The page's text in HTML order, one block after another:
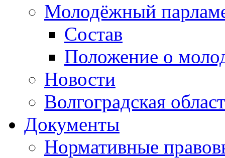
Молодёжный
Состав
Положение о
Новости
Волгоградская
Документы
Нормативные